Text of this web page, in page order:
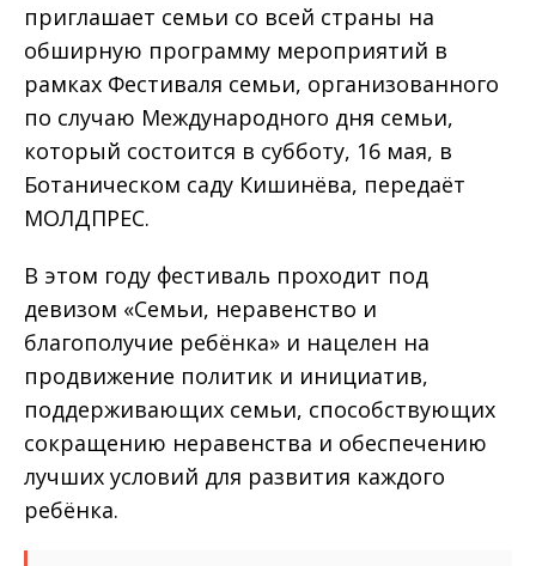
приглашает семьи со всей страны на
обширную программу мероприятий в
рамках Фестиваля семьи, организованного
по случаю Международного дня семьи,
который состоится в субботу, 16 мая, в
Ботаническом саду Кишинёва, передаёт
МОЛДПРЕС.
В этом году фестиваль проходит под
девизом «Семьи, неравенство и
благополучие ребёнка» и нацелен на
продвижение политик и инициатив,
поддерживающих семьи, способствующих
сокращению неравенства и обеспечению
лучших условий для развития каждого
ребёнка.